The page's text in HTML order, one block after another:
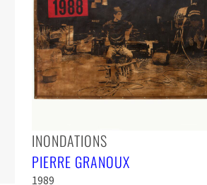
INONDATIONS
PIERRE GRANOUX
1989